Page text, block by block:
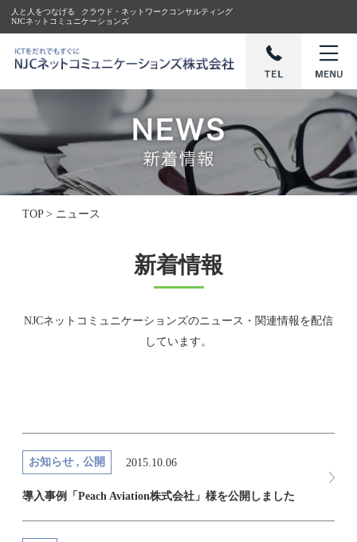
人と人をつなげる
クラウド・ネットワークコンサルティング
NJCネットコミュニケーションズ
TOP> ニュース
新着情報
NJCネットコミュニケーションズのニュース・関連情報を配信
しています。
お知らせ , 公開 2015.10.06
導入事例「Peach Aviation株式会社」様を公開しました